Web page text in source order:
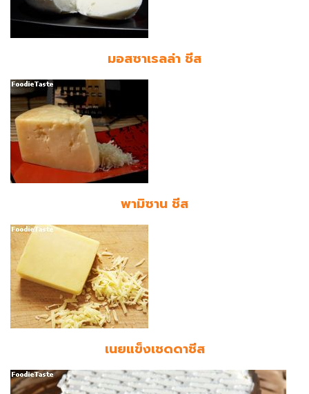
มอสซาเรลล่า ชีส
พามิซาน ชีส
เนยแข็งเชดดาชีส